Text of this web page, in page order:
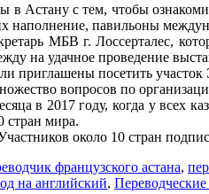
Астану с тем, чтобы
наполнение, павильоны
МБВ г. Лоссерталес,
на удачное проведение
приглашены посетить участок
вопросов по
в 2017 году, когда у всех
стран мира.
около 10 стран
французского астана,
на английский, Переводческие